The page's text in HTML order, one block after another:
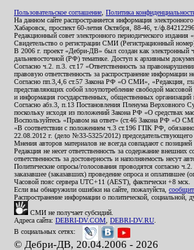
Пользовательское соглашение Политика
На данном сайте распространяется информация
Хабаровск, проспект 60-летия Октября, 88-46, т./
Редакционный совет электронного периодического
Свидетельство о регистрации СМИ (Регистрационный
В 2006 г. проект «Дебри-ДВ» был создан как электронный
дальневосточной (РФ) тематике. Доступ к архивным
Согласно ч.2. п.3. ст.17 «Ответственность за
правовую ответственность за распространение
Согласно пп.3,4,6 ст.57 Закона РФ «О СМИ», «Редакция,
представляющих собой злоупотребление свободой
и информация государственных, общественных организаций
Согласно абз.3, п.13 Постановления Пленума Верховного
поскольку исходя из положений Закона РФ «О средствах
Воспользуйтесь «Правом на ответ» (ст.46 Закона РФ «О
«В соответствии с положением ч.3 ст.196 ГПК РФ,
22.08.2012 г. (дело №33-5325/2012)
Мнения авторов материалов не всегда совпадают с
Редакция не несет ответственность за содержание
ответственность за достоверность и наполняемость несут
Политические опросы/голосования проводятся согласно
заказавшее (заказавших) проведение опроса и оплатившее
Часовой пояс сервера UTC+11 (AEST), фактически +8 мск.
Если вы обнаружили ошибки на сайте, пожалуйста,
Распространение информации о политической,
СМИ не получает субсидий.
Адреса сайта: DEBRI-DV.COM DEBRI-DV.RU
В социальных сетях:
© Дебри-ДВ, 20.04.2006 - 2026